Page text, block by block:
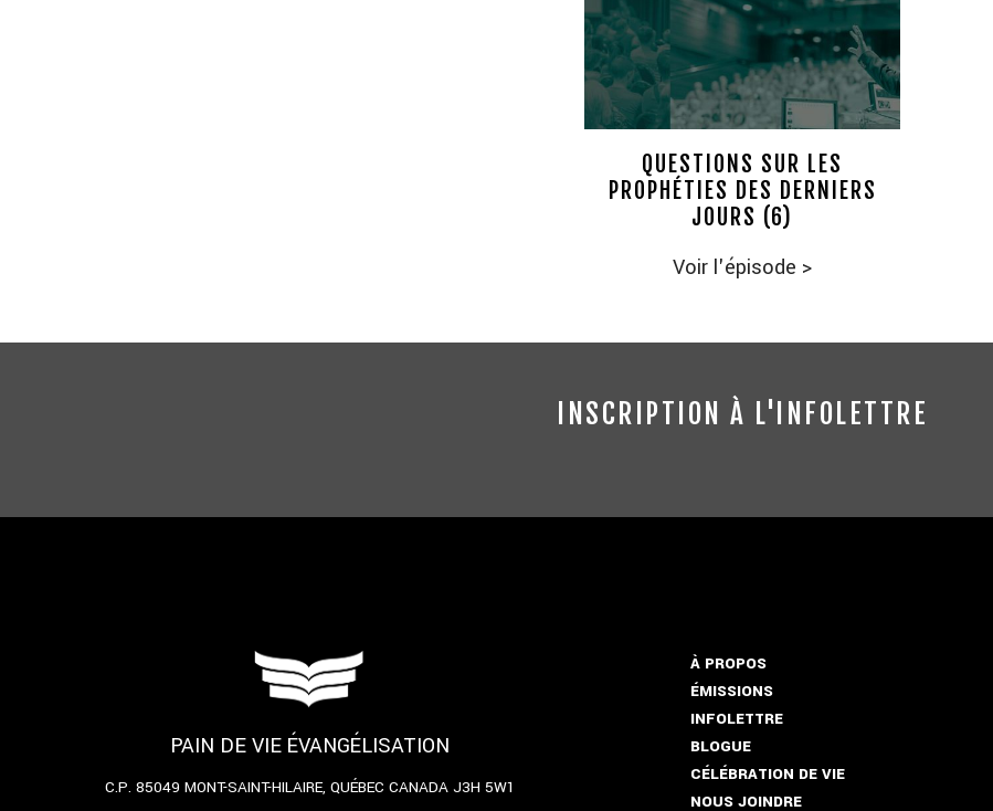
QUESTIONS SUR LES
PROPHÉTIES DES DERNIERS
JOURS (6)
Voir l'épisode >
INSCRIPTION À L'INFOLETTRE
PAIN DE VIE ÉVANGÉLISATION
C.P. 85049 MONT-SAINT-HILAIRE, QUÉBEC CANADA J3H 5W1
À PROPOS
ÉMISSIONS
INFOLETTRE
BLOGUE
CÉLÉBRATION DE VIE
NOUS JOINDRE